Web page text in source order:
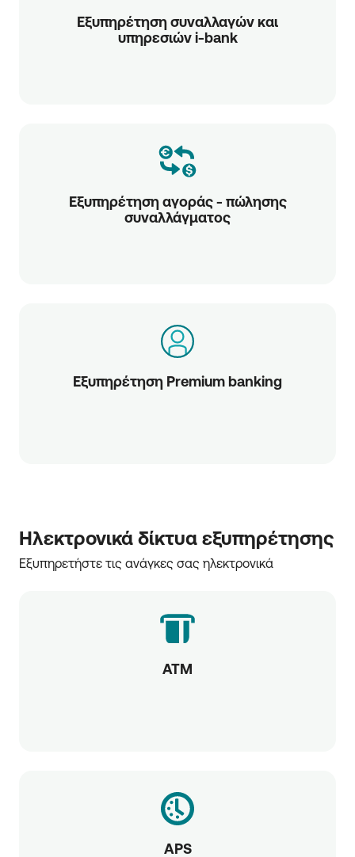
Εξυπηρέτηση συναλλαγών και
υπηρεσιών i-bank
Εξυπηρέτηση αγοράς - πώλησης
συναλλάγματος
Εξυπηρέτηση Premium banking
Ηλεκτρονικά δίκτυα εξυπηρέτησης
Εξυπηρετήστε τις ανάγκες σας ηλεκτρονικά
ATM
APS